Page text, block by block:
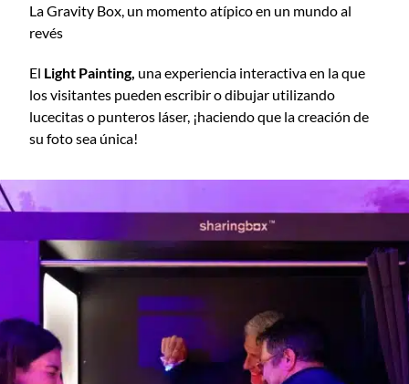
LaGravity Box, un momento atípico en un mundo al
revés
El Light Painting, una experiencia interactiva en la que
los visitantes pueden escribir o dibujar utilizando
lucecitas o punteros láser, ¡haciendo que la creación de
su foto sea única!